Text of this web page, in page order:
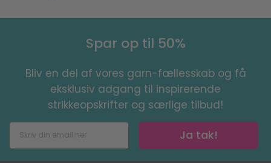
Spar op til 50%
Bliv en del af vores garn-fællesskab og få
eksklusiv adgang til inspirerende
strikkeopskrifter og særlige tilbud!
Ja tak!